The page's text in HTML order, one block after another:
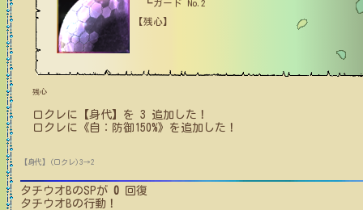
┗ガード No.2
【残心】
残心
ロクレ に【身代】を 3 追加した！
ロクレ に 《自：防御150%》 を追加した！
【身代】(ロクレ)3→2
タチウオBのSPが 0 回復
タチウオBの行動！